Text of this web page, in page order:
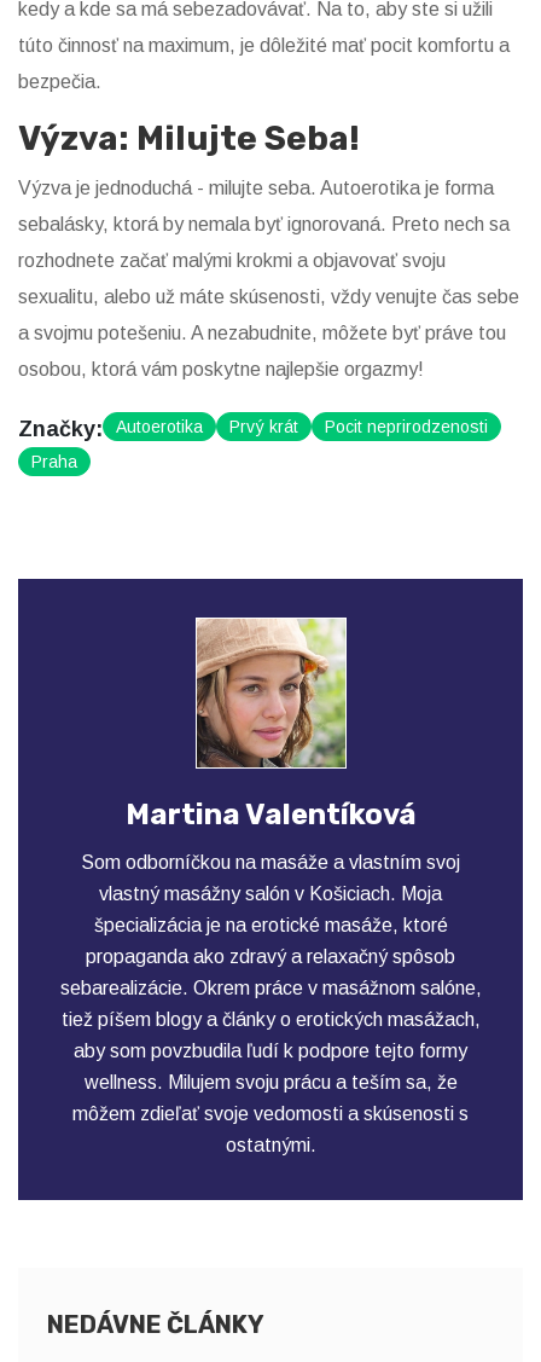
kedy a kde sa má sebezadovávať. Na to, aby ste si užili
túto činnosť na maximum, je dôležité mať pocit komfortu a
bezpečia.
Výzva: Milujte Seba!
Výzva je jednoduchá - milujte seba. Autoerotika je forma
sebalásky, ktorá by nemala byť ignorovaná. Preto nech sa
rozhodnete začať malými krokmi a objavovať svoju
sexualitu, alebo už máte skúsenosti, vždy venujte čas sebe
a svojmu potešeniu. A nezabudnite, môžete byť práve tou
osobou, ktorá vám poskytne najlepšie orgazmy!
Značky: Autoerotika Prvý krát
Pocit neprirodzenosti
Praha
Martina Valentíková
Som odborníčkou na masáže a vlastním svoj
vlastný masážny salón v Košiciach. Moja
špecializácia je na erotické masáže, ktoré
propaganda ako zdravý a relaxačný spôsob
sebarealizácie. Okrem práce v masážnom salóne,
tiež píšem blogy a články o erotických masážach,
aby som povzbudila ľudí k podpore tejto formy
wellness. Milujem svoju prácu a teším sa, že
môžem zdieľať svoje vedomosti a skúsenosti s
ostatnými.
NEDÁVNE ČLÁNKY